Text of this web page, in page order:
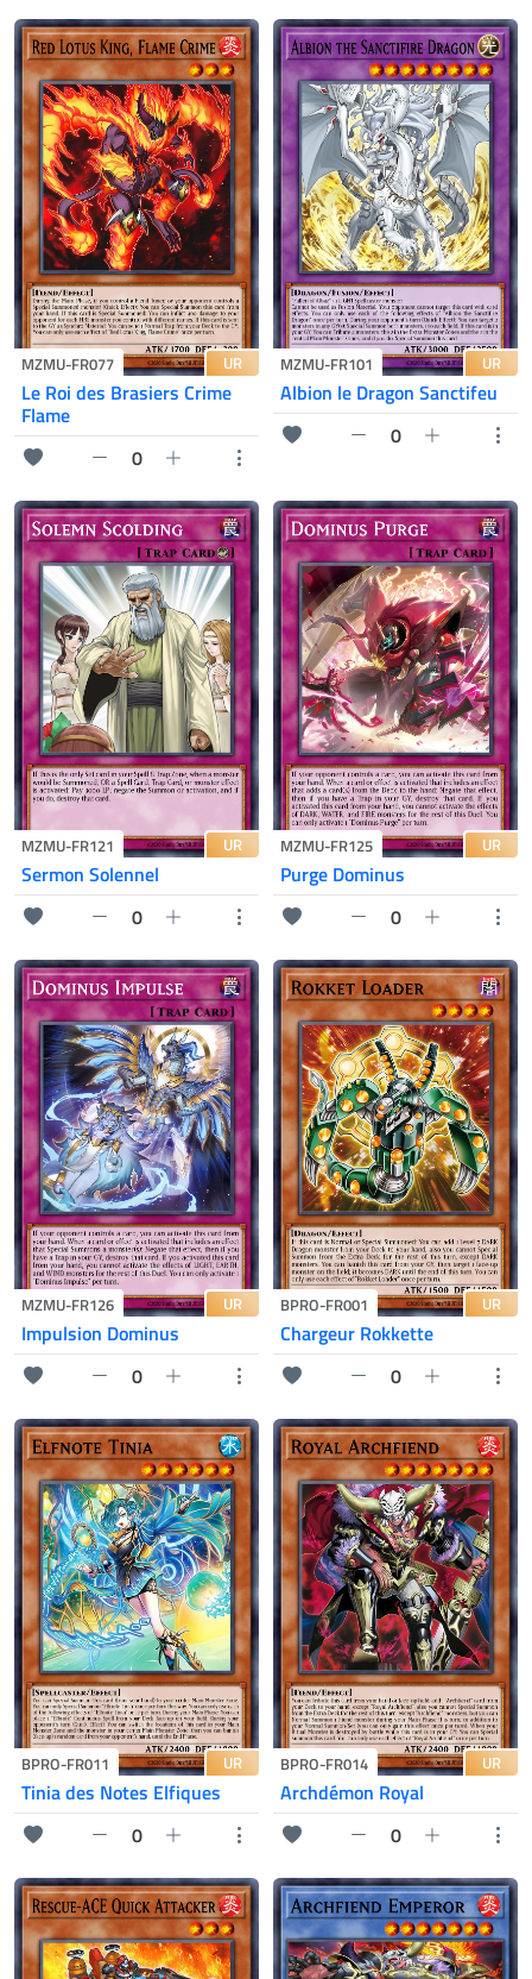
MZMU-FR077 UR
Le Roi des Brasiers Crime
Flame
0
MZMU-FR101 UR
Albion le Dragon Sanctifeu
0
MZMU-FR121 UR
Sermon Solennel
0
MZMU-FR125 UR
Purge Dominus
0
MZMU-FR126 UR
Impulsion Dominus
0
BPRO-FR001 UR
Chargeur Rokkette
0
BPRO-FR011 UR
Tinia des Notes Elfiques
0
BPRO-FR014 UR
Archdémon Royal
0